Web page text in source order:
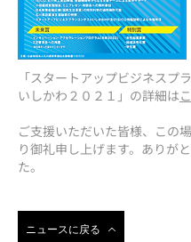
「スタートアップビジネスプ
いしかわ２０２１」の詳細は
ご支援いただいた皆様、この
り御礼申し上げます。ありが
た。
ニュースに戻る